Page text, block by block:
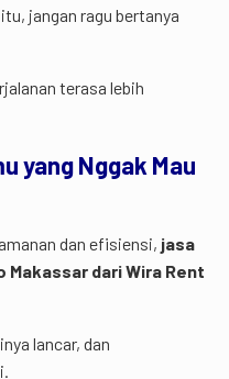
jangan ragu bertanya
terasa lebih
yang Nggak Mau
dan efisiensi, jasa
dari Wira Rent
lancar, dan